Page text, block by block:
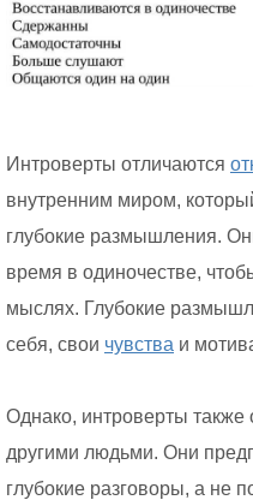
Интроверты отличаются
внутренним миром,
глубокие размышления.
время в одиночестве,
мыслях. Глубокие
себя, свои чувства и
Однако, интроверты
другими людьми. Они
глубокие разговоры, а не